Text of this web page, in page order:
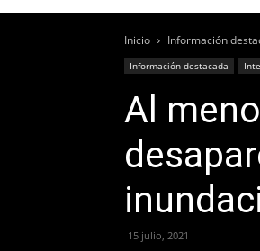
Inicio Información
Información destacada
Al
15 julio, 2021